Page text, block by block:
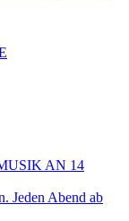
AN 14
Jeden Abend ab